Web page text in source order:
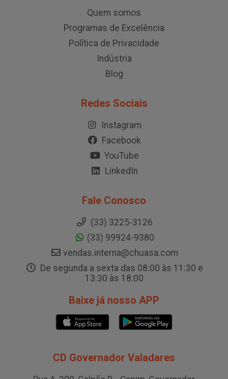
Quem somos
Programas de Excelência
Política de Privacidade
Indústria
Blog
Redes Sociais
Instagram
Facebook
YouTube
LinkedIn
Fale Conosco
(33) 3225-3126
(33) 99924-9380
vendas.interna@chuasa.com
De segunda a sexta das 08:00 às 11:30 e
13:30 às 18:00
Baixe já nosso APP
CD Governador Valadares